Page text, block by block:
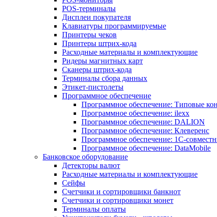
POS-терминалы
Дисплеи покупателя
Клавиатуры программируемые
Принтеры чеков
Принтеры штрих-кода
Расходные материалы и комплектующие
Ридеры магнитных карт
Сканеры штрих-кода
Терминалы сбора данных
Этикет-пистолеты
Программное обеспечение
Программное обеспечение: Типовые
Программное обеспечение: ilexx
Программное обеспечение: DALION
Программное обеспечение: Клеверенс
Программное обеспечение: 1С-
Программное обеспечение: DataMobile
Банковское оборудование
Детекторы валют
Расходные материалы и комплектующие
Сейфы
Счетчики и сортировщики банкнот
Счетчики и сортировщики монет
Терминалы оплаты